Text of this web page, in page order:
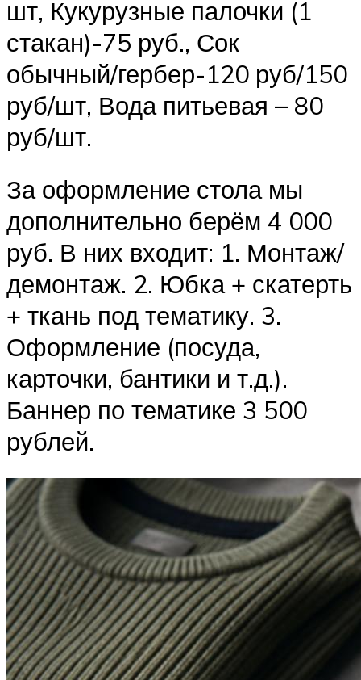
шт, Кукурузные палочки (1
стакан)-75 руб., Сок
обычный/гербер-120 руб/150
руб/шт, Вода питьевая – 80
руб/шт.
За оформление стола мы
дополнительно берём 4 000
руб. В них входит: 1. Монтаж/
демонтаж. 2. Юбка + скатерть
+ ткань под тематику. 3.
Оформление (посуда,
карточки, бантики и т.д.).
Баннер по тематике 3 500
рублей.